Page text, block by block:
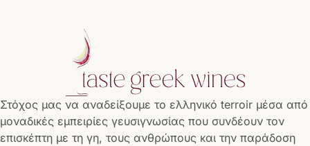
Στόχος μας να αναδείξουμε το ελληνικό terroir μέσα από
μοναδικές εμπειρίες γευσιγνωσίας που συνδέουν τον
επισκέπτη με τη γη, τους ανθρώπους και την παράδοση